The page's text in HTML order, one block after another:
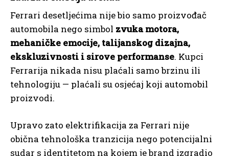
Ferrari desetljećima nije bio samo proizvođač
automobila nego simbol zvuka motora,
mehaničke emocije, talijanskog dizajna,
ekskluzivnosti i sirove performanse. Kupci
Ferrarija nikada nisu plaćali samo brzinu ili
tehnologiju — plaćali su osjećaj koji automobil
proizvodi.
Upravo zato elektrifikacija za Ferrari nije
obična tehnološka tranzicija nego potencijalni
sudar s identitetom na kojem je brand izgradio